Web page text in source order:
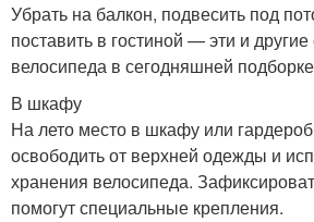
Убрать на балкон, подвесить под
поставить в гостиной — эти и
велосипеда в сегодняшней
В шкафу
На лето место в шкафу или
освободить от верхней одежды и
хранения велосипеда.
помогут специальные крепления.